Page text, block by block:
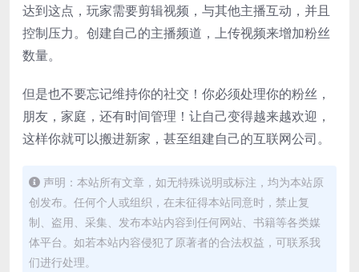
达到这点，玩家需要剪辑视频，与其他主播互动，并且
控制压力。创建自己的主播频道，上传视频来增加粉丝
数量。
但是也不要忘记维持你的社交！你必须处理你的粉丝，
朋友，家庭，还有时间管理！让自己变得越来越欢迎，
这样你就可以搬进新家，甚至组建自己的互联网公司。
声明：本站所有文章，如无特殊说明或标注，均为本站原
创发布。任何个人或组织，在未征得本站同意时，禁止复
制、盗用、采集、发布本站内容到任何网站、书籍等各类媒
体平台。如若本站内容侵犯了原著者的合法权益，可联系我
们进行处理。